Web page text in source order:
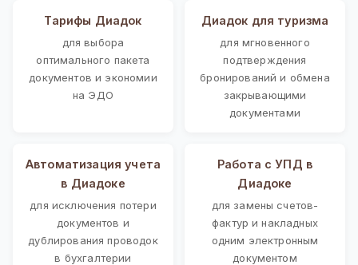
Тарифы Диадок
для выбора
оптимального пакета
документов и экономии
на ЭДО
Диадок для туризма
для мгновенного
подтверждения
бронирований и обмена
закрывающими
документами
Автоматизация учета
в Диадоке
для исключения потери
документов и
дублирования проводок
в бухгалтерии
Работа с УПД в
Диадоке
для замены счетов-
фактур и накладных
одним электронным
документом